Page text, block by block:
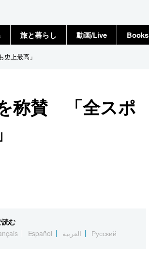
旅と暮らし 動画/Live Books
上最高」
称賛 「全スポ
読む
Español العربية Русский